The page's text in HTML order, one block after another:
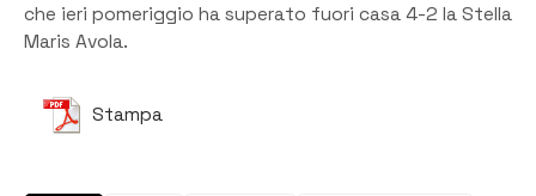
che ieri pomeriggio ha superato fuori casa 4-2 la Stella
Maris Avola.
Stampa